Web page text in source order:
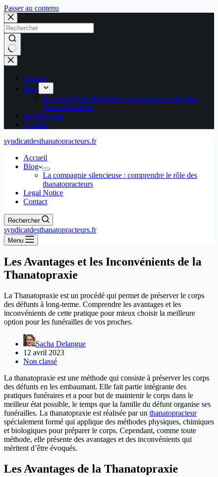
Passer au contenu
Aucun
résultat
Accueil
Blog
La compagnie silencieuse : comprendre le rôle des
thanatopracteurs
Legal Notice
Contact
syndicatdesthanatopracteurs.fr
Accueil
Blog
La compagnie silencieuse : comprendre le rôle des
thanatopracteurs
Legal Notice
Contact
Rechercher
syndicatdesthanatopracteurs.fr
Menu
Les Avantages et les Inconvénients de la
Thanatopraxie
La Thanatopraxie est un procédé qui permet de préserver le corps
des défunts à long-terme. Comprendre les avantages et les
inconvénients de cette pratique pour mieux choisir la meilleure
option pour les funérailles de vos proches.
Sacha Delangue
12 avril 2023
Non classé
La thanatopraxie est une méthode qui consiste à préserver les corps
des défunts en les embaumant. Elle fait partie intégrante des
pratiques funéraires et a pour but de maintenir le corps dans le
meilleur état possible, le temps que la famille du défunt organise ses
funérailles. La thanatopraxie est réalisée par un thanatopracteur
spécialement formé qui applique des méthodes physiques, chimiques
et biologiques pour préparer le corps. Cependant, comme toute
méthode, elle présente des avantages et des inconvénients qui
méritent d’être évoqués.
Les Avantages de la Thanatopraxie